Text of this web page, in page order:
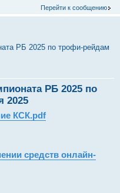
Перейти к сообщению
РБ 2025 по трофи-рейдам
РБ 2025 по
2025
КСК.pdf
средств онлайн-